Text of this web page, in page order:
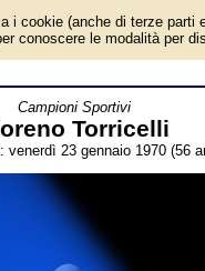
- Almanacco
data di nascita, età, dove è
biografia. Voce
Campioni Sportivi
Torricelli
venerdì 23 gennaio 1970 (56
i cookie (anche di terze parti
conoscere le modalità per